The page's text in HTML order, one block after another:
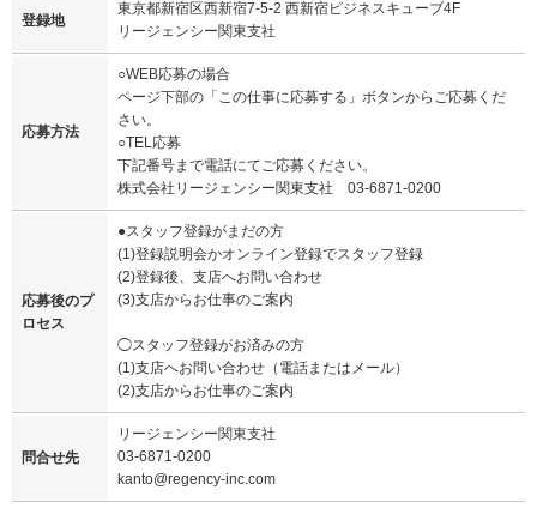
登録地
東京都新宿区西新宿7-5-2 西新宿ビジネスキューブ4F
リージェンシー関東支社
応募方法
○WEB応募の場合
ページ下部の「この仕事に応募する」ボタンからご応募くだ
さい。
○TEL応募
下記番号まで電話にてご応募ください。
株式会社リージェンシー関東支社 03-6871-0200
応募後のプ
ロセス
●スタッフ登録がまだの方
(1)登録説明会かオンライン登録でスタッフ登録
(2)登録後、支店へお問い合わせ
(3)支店からお仕事のご案内
◯スタッフ登録がお済みの方
(1)支店へお問い合わせ（電話またはメール）
(2)支店からお仕事のご案内
問合せ先
リージェンシー関東支社
03-6871-0200
kanto@regency-inc.com